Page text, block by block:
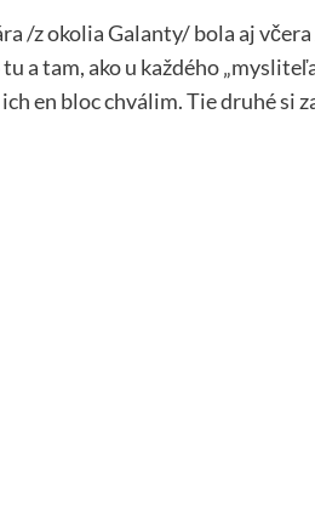
/z okolia Galanty/ bola aj
a tam, ako u každého
en bloc chválim. Tie druhé si